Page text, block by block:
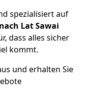
spezialisiert auf
Lat Sawai
dass alles sicher
kommt.
und erhalten Sie